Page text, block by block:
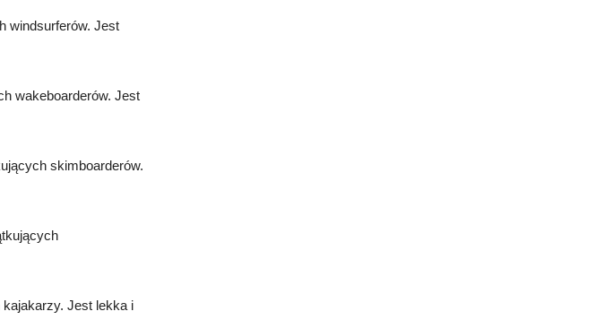
windsurferów. Jest
wakeboarderów. Jest
skimboarderów.
Jest lekka i